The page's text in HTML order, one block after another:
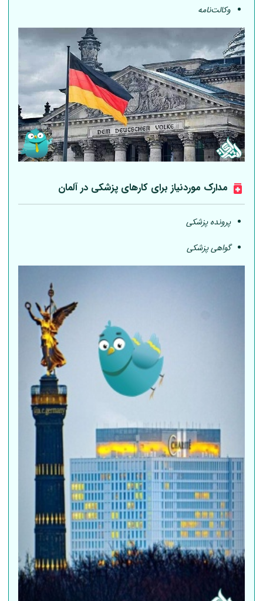
وکالت‌نامه
مدارک موردنیاز برای کارهای پزشکی درآلمان
پرونده پزشکی
گواهی پزشکی